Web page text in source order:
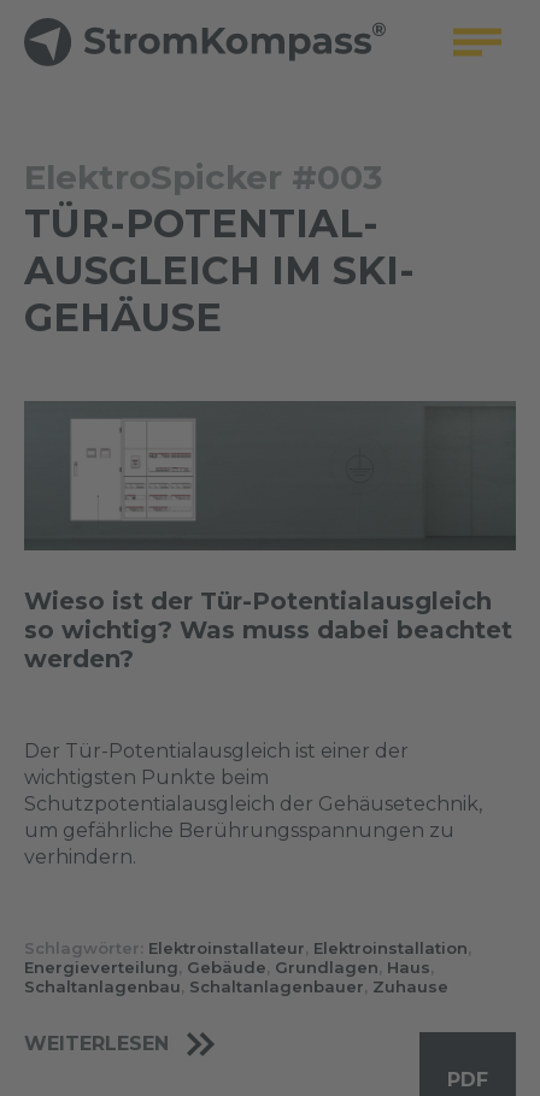
ElektroSpicker #003
TÜR-POTENTIAL-
AUSGLEICH IM SKI-
GEHÄUSE
Wieso ist der Tür-Potentialausgleich
so wichtig? Was muss dabei beachtet
werden?
Der Tür-Potentialausgleich ist einer der
wichtigsten Punkte beim
Schutzpotentialausgleich der Gehäusetechnik,
um gefährliche Berührungsspannungen zu
verhindern.
Schlagwörter: Elektroinstallateur, Elektroinstallation,
Energieverteilung, Gebäude, Grundlagen, Haus,
Schaltanlagenbau, Schaltanlagenbauer, Zuhause
WEITERLESEN
PDF